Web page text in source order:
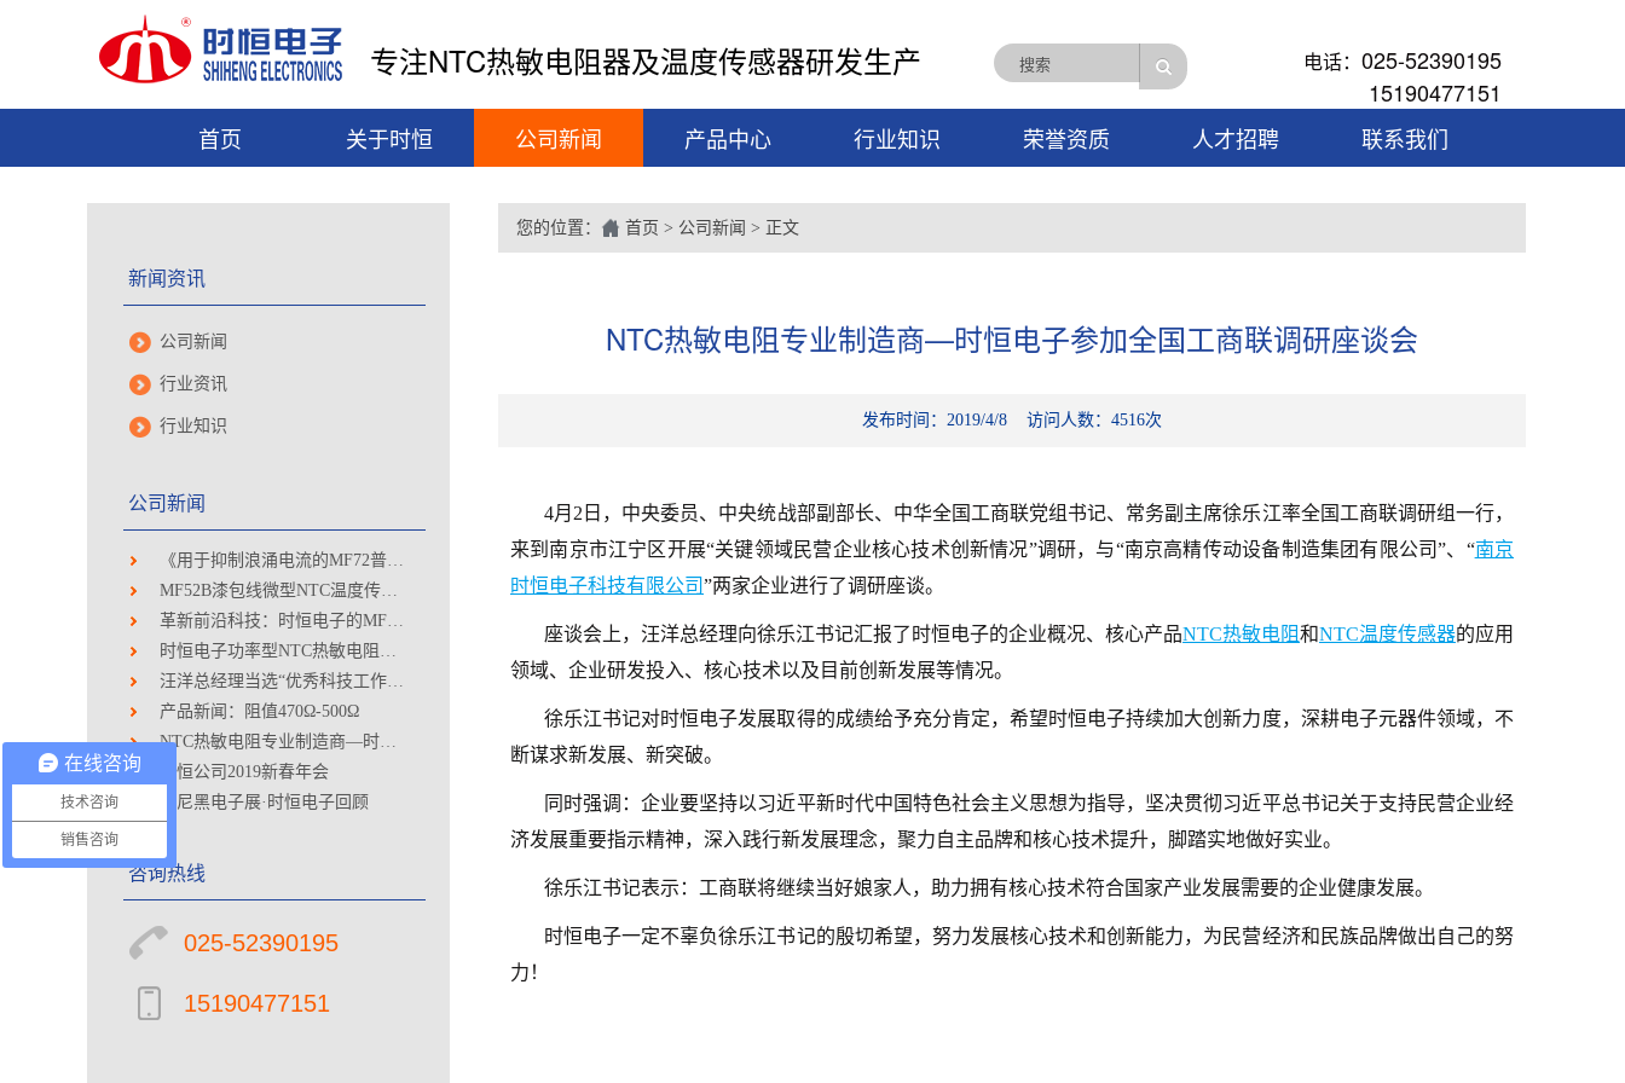
专注NTC热敏电阻器及温度传感器研发生产 电话： 025-52390195
15190477151
首页
关于时恒 公司新闻 产品中心 行业知识 荣誉资质 人才招聘 联系我们
新闻资讯
公司新闻
行业资讯
行业知识
公司新闻
《用于抑制浪涌电流的MF72普通功率型负温度系数热敏电阻器》团体标准送审稿通过审查
MF52B漆包线微型NTC温度传感器 通过高性能测试
革新前沿科技：时恒电子的MF52B漆包线微型NTC温度传感器——为多行业带来精确与可靠的温度解决方案
时恒电子功率型NTC热敏电阻器硅树脂CP线产品通过UL认证
汪洋总经理当选“优秀科技工作者”
产品新闻：阻值470Ω-500Ω
NTC热敏电阻专业制造商—时恒电子参加全国工商联调研座谈会
时恒公司2019新春年会
慕尼黑电子展·时恒电子回顾
咨询热线
025-52390195
15190477151
您的位置： 首页 > 公司新闻 > 正文
NTC热敏电阻专业制造商—时恒电子参加全国工商联调研座谈会
发布时间：2019/4/8 访问人数：4516次
4月 2 日，中央委员、中央统战部副部长、中华全国工商联党组书记、常务副主席徐乐江率全国工商联调研组一行，
来到南京市江宁区开展“关键领域民营企业核心技术创新情况”调研，与“南京高精传动设备制造集团有限公司”、“南京
时恒电子科技有限公司”两家企业进行了调研座谈。
座谈会上，汪洋总经理向徐乐江书记汇报了时恒电子的企业概况、核心产品NTC热敏电阻和NTC温度传感器的应用
领域、企业研发投入、核心技术以及目前创新发展等情况。
徐乐江书记对时恒电子发展取得的成绩给予充分肯定，希望时恒电子持续加大创新力度，深耕电子元器件领域，不
断谋求新发展、新突破。
同时强调：企业要坚持以习近平新时代中国特色社会主义思想为指导，坚决贯彻习近平总书记关于支持民营企业经
济发展重要指示精神，深入践行新发展理念，聚力自主品牌和核心技术提升，脚踏实地做好实业。
徐乐江书记表示：工商联将继续当好娘家人，助力拥有核心技术符合国家产业发展需要的企业健康发展。
时恒电子一定不辜负徐乐江书记的殷切希望，努力发展核心技术和创新能力，为民营经济和民族品牌做出自己的努
力！
在线咨询
技术咨询
销售咨询